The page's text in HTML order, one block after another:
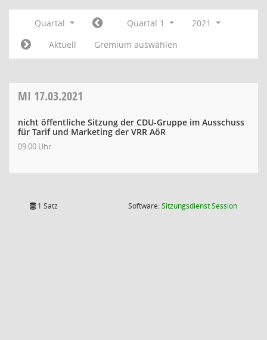
Quartal Quartal 1
2021
Aktuell
Gremium auswählen
MI 17.03.2021
nicht öffentliche Sitzung der CDU-Gruppe im Ausschuss
für Tarif und Marketing der VRR AöR
09:00 Uhr
1 Satz Software:SitzungsdienstSession(Wird in